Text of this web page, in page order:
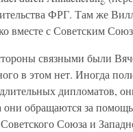
ФРГ. Там же
вместе с Советским
связными были
в этом нет. Иногда
дипломатов,
они обращаются за
Союза и